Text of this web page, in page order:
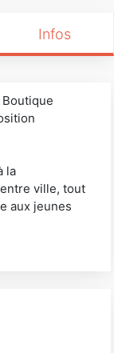
Infos
la
ville, tout
aux jeunes